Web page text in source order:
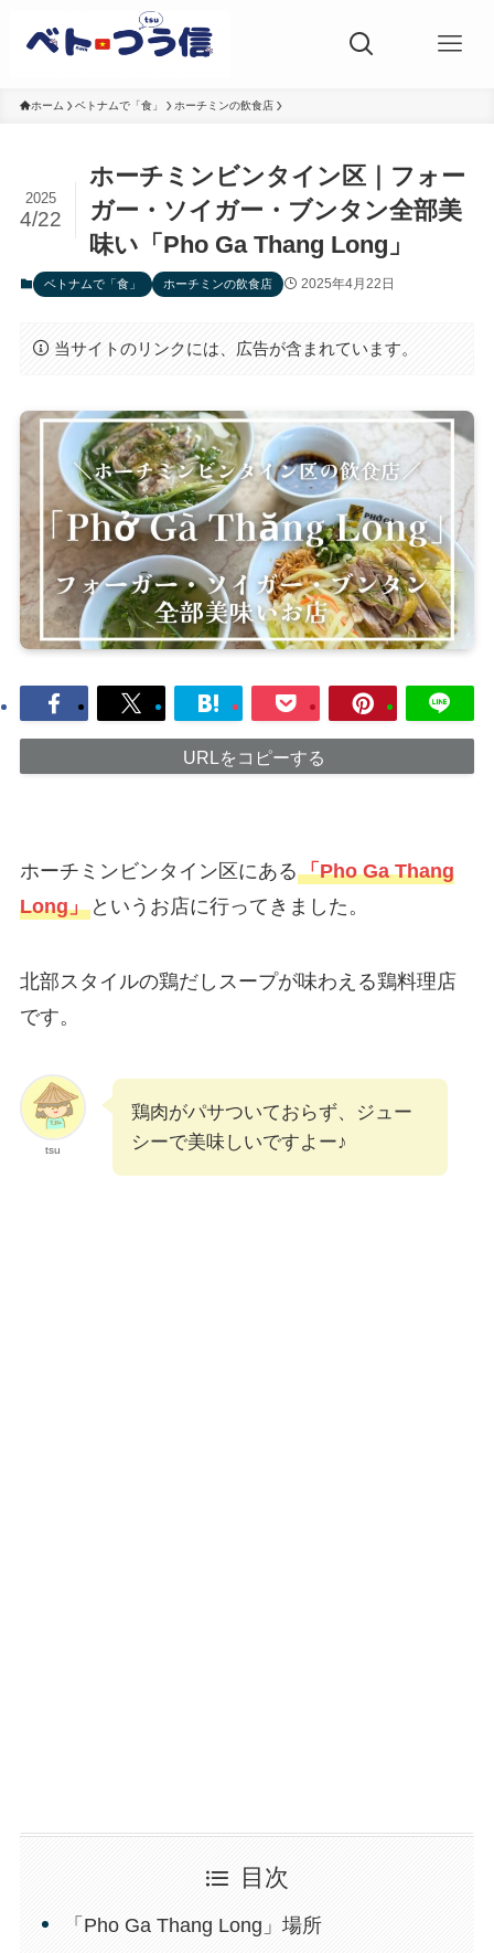
ホーム ベトナムで「食」 ホーチミンの飲食店
ホーチミンビンタイン区｜フォー
ガー・ソイガー・ブンタン全部美
味い「Pho Ga Thang Long」
2025
4/22
ベトナムで「食」 ホーチミンの飲食店 2025年4月22日
当サイトのリンクには、広告が含まれています。
URLをコピーする
ホーチミンビンタイン区にある「Pho Ga Thang
Long」というお店に行ってきました。
北部スタイルの鶏だしスープが味わえる鶏料理店
です。
tsu
鶏肉がパサついておらず、ジュー
シーで美味しいですよー♪
目次
「Pho Ga Thang Long」場所